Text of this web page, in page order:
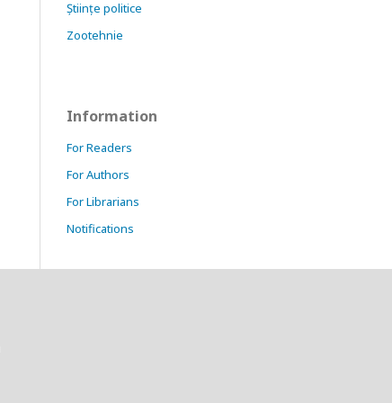
Științe politice
Zootehnie
Information
For Readers
For Authors
For Librarians
Notifications